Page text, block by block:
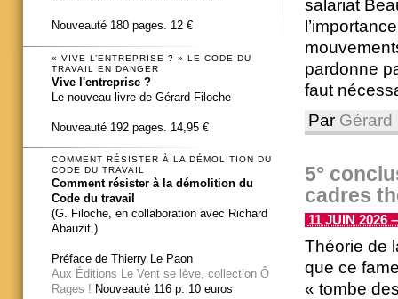
salariat
pardonne
faut
Par Gérard
5°
cadres
11 JUIN 2026
Théorie de
que ce
« tombe
Nouveauté 180 pages. 12 €
« VIVE L’ENTREPRISE ? » LE CODE DU
TRAVAIL EN DANGER
Vive l'entreprise ?
Le nouveau livre de Gérard Filoche
Nouveauté 192 pages. 14,95 €
COMMENT RÉSISTER À LA DÉMOLITION DU
CODE DU TRAVAIL
Comment résister à la démolition du
Code du travail
(G. Filoche, en collaboration avec Richard
Abauzit.)
Préface de Thierry Le Paon
Aux Éditions Le Vent se lève, collection Ô
Rages ! Nouveauté 116 p. 10 euros